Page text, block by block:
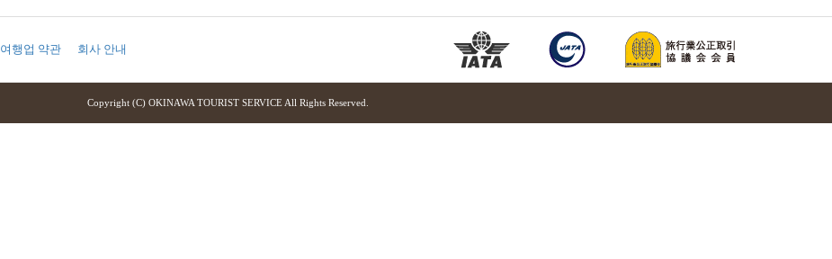
여행업 약관 회사 안내
Copyright (C) OKINAWA TOURIST SERVICE All Rights Reserved.